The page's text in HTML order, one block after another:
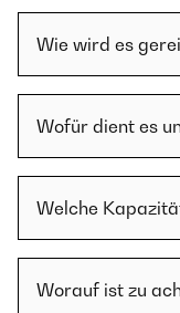
Wie wird es
Wofür dient es
Welche
Worauf ist zu